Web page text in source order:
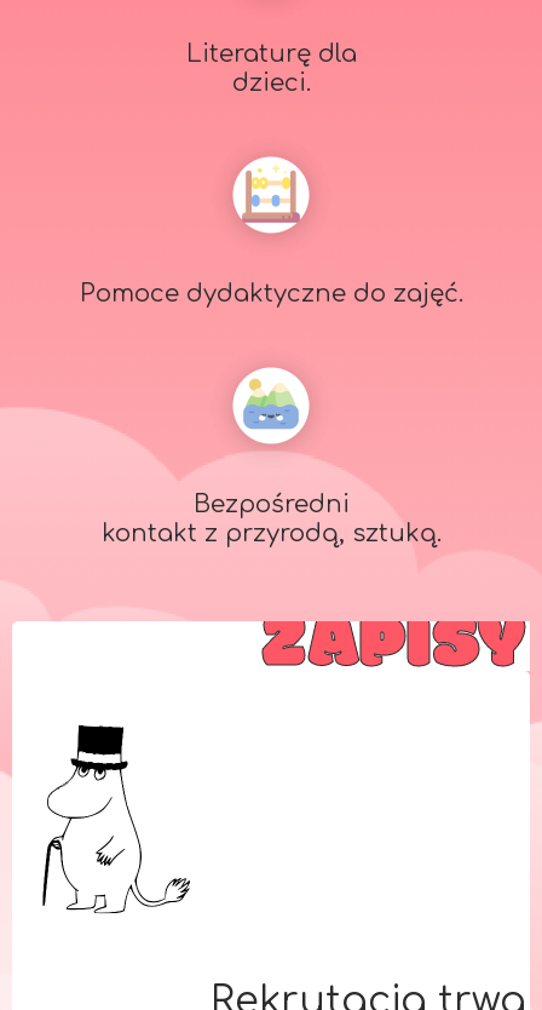
Literaturę dla
dzieci.
Pomoce dydaktyczne do zajęć.
Bezpośredni
kontakt z przyrodą, sztuką.
ZAPISY
Rekrutacja trwa